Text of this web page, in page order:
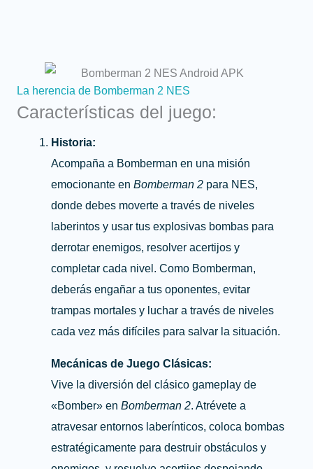
La herencia de Bomberman 2 NES
Características del juego:
Historia:
Acompaña a Bomberman en una misión
emocionante en Bomberman 2 para NES,
donde debes moverte a través de niveles
laberintos y usar tus explosivas bombas para
derrotar enemigos, resolver acertijos y
completar cada nivel. Como Bomberman,
deberás engañar a tus oponentes, evitar
trampas mortales y luchar a través de niveles
cada vez más difíciles para salvar la situación.
Mecánicas de Juego Clásicas:
Vive la diversión del clásico gameplay de
«Bomber» enBomberman 2. Atrévete a
atravesar entornos laberínticos, coloca bombas
estratégicamente para destruir obstáculos y